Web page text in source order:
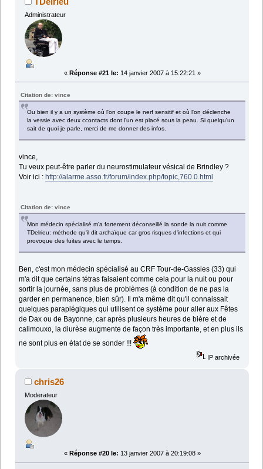
Administrateur
« Réponse #21 le: 14 janvier 2007 à 15:22:21 »
Citation de: vince
Ou bien il y a un système où l'on coupe le nerf sensitif et où l'on déclenche
la vessie avec deux ccontacts dont l'un est placé sous la peau. Si quelqu'un
sait de quoi je parle, merci de me donner des infos.
vince,
Tu veux peut-être parler du neurostimulateur vésical de Brindley ?
Voir ici :http://alarme.asso.fr/forum/index.php/topic,760.0.html
Citation de: vince
Mon médecin spécialisé m'a fortement déconseillé la sonde la nuit comme
TDelrieu: méthode qu'il dit archaïque car gros risques d'infections et qui
provoque des fuites avec le temps.
Ben, c'est mon médecin spécialisé au CRF Tour-de-Gassies (33) qui
m'a dit que certains tétras faisaient comme cela pour la nuit ou pour
sortir la journée, sans plus de problèmes (à condition de ne pas la
garder en permanence, bien sûr). Il m'a même dit qu'il connaissait
quelques paraplégiques qui utilisent ce système pour aller aux Fêtes
de Dax ou de Bayonne, car après plusieurs heures de bière et de
calimouxo, la diurèse augmente de façon très importante, et en plus ils
ne sont plus en état de se sonder !!!
IP archivée
chris26
Moderateur
« Réponse #20 le: 13 janvier 2007 à 20:19:08 »